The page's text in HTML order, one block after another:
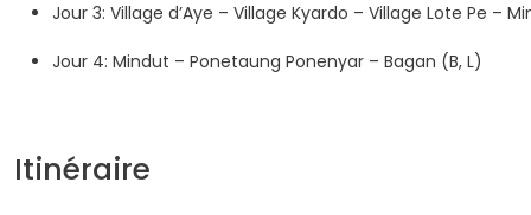
Jour 3: Village d’Aye – Village Kyardo – Village Lote Pe –
Jour 4: Mindut – Ponetaung Ponenyar – Bagan (B, L)
Itinéraire